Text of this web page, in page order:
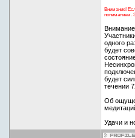
Внимание!
пониманием.
одного
будет
будет
течении
Об
Удачи и